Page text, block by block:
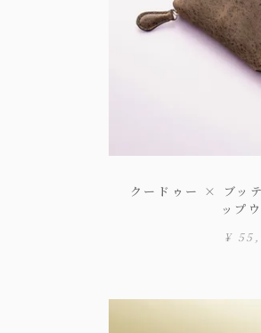
クードゥー × ブッ
ップ
¥